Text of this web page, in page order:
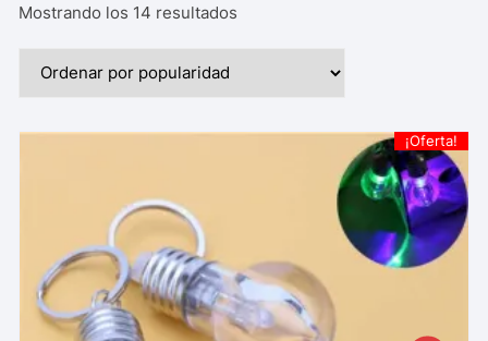
Mostrando los 14 resultados
¡Oferta!